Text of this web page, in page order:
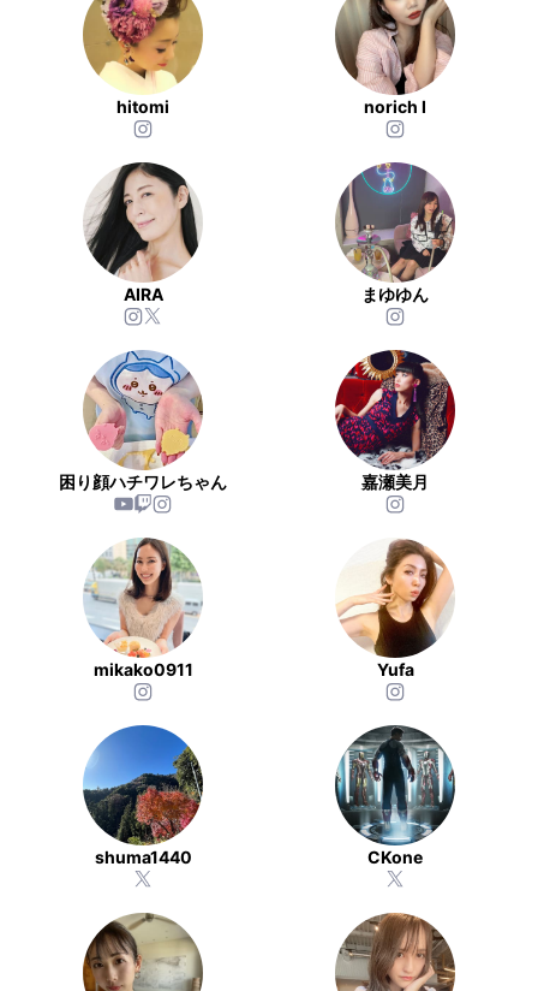
hitomi norich I
AIRA まゆゆん
困り顔ハチワレちゃん 嘉瀬美月
mikako0911 Yufa
shuma1440 CKone